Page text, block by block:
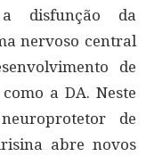
a disfunção da
nervoso central
de
a DA. Neste
de
abre novos